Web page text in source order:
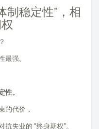
制稳定性”，相
强。
。
的代价，
失业的 “终身期权”。